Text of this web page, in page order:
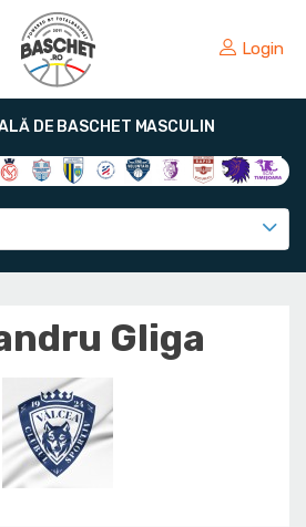
Login
DE BASCHET MASCULIN
Gliga